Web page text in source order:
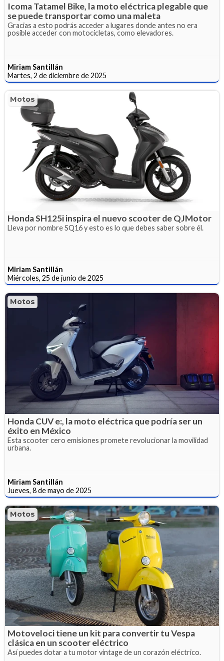
Icoma Tatamel Bike, la moto eléctrica plegable que
se puede transportar como una maleta
Gracias a esto podrás acceder a lugares donde antes no era
posible acceder con motocicletas, como elevadores.
Miriam Santillán
Martes, 2 de diciembre de 2025
Motos
Honda SH125i inspira el nuevo scooter de QJMotor
Lleva por nombre SQ16 y esto es lo que debes saber sobre él.
Miriam Santillán
Miércoles, 25 de junio de 2025
Motos
Honda CUV e:, la moto eléctrica que podría ser un
éxito en México
Esta scooter cero emisiones promete revolucionar la movilidad
urbana.
Miriam Santillán
Jueves, 8 de mayo de 2025
Motos
Motoveloci tiene un kit para convertir tu Vespa
clásica en un scooter eléctrico
Así puedes dotar a tu motor vintage de un corazón eléctrico.